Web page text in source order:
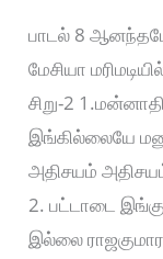
பாடல் 8
மேசியா
சிறு-2
இங்கில்லையே
அதிசயம்
2. பட்டாடை
இல்லை